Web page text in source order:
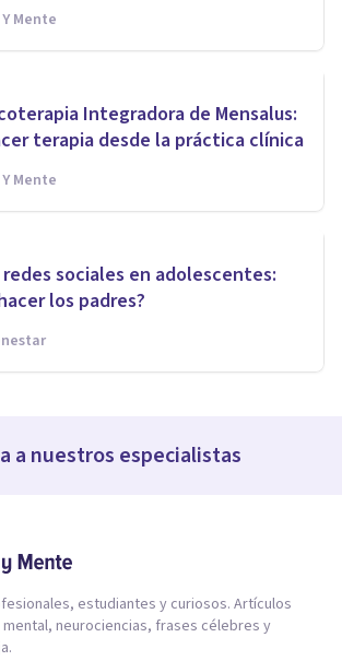
Mente
Integradora de Mensalus:
terapia desde la práctica clínica
Mente
sociales en adolescentes:
los padres?
a nuestros especialistas
estudiantes y curiosos. Artículos
neurociencias, frases célebres y